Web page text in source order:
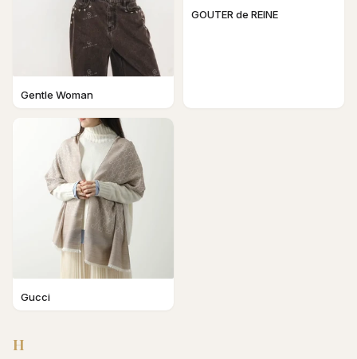
Gentle Woman
GOUTER de REINE
Gucci
H